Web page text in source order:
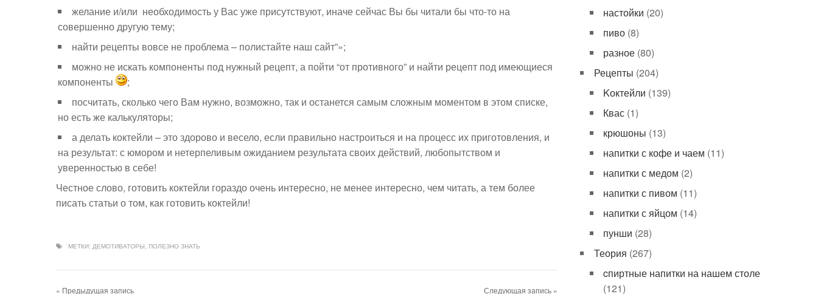
желание и/или необходимость у Вас уже присутствуют, иначе сейчас Вы бы читали бы что-то на
совершенно другую тему;
найти рецепты вовсе не проблема – полистайте наш сайт”»;
можно не искать компоненты под нужный рецепт, а пойти “от противного” и найти рецепт под имеющиеся
компоненты
;
посчитать, сколько чего Вам нужно, возможно, так и останется самым сложным моментом в этом списке,
но есть же калькуляторы;
а делать коктейли – это здорово и весело, если правильно настроиться и на процесс их приготовления, и
на результат: с юмором и нетерпеливым ожиданием результата своих действий, любопытством и
уверенностью в себе!
Честное слово, готовить коктейли гораздо очень интересно, не менее интересно, чем читать, а тем более
писать статьи о том, как готовить коктейли!
МЕТКИ: ДЕМОТИВАТОРЫ, ПОЛЕЗНО ЗНАТЬ
« Предыдущая запись Следующая запись »
настойки (20)
пиво (8)
разное (80)
Рецепты (204)
Kоктейли (139)
Квас (1)
крюшоны (13)
напитки с кофе и чаем (11)
напитки с медом (2)
напитки с пивом (11)
напитки с яйцом (14)
пунши (28)
Теория (267)
cпиртные напитки на нашем столе
(121)